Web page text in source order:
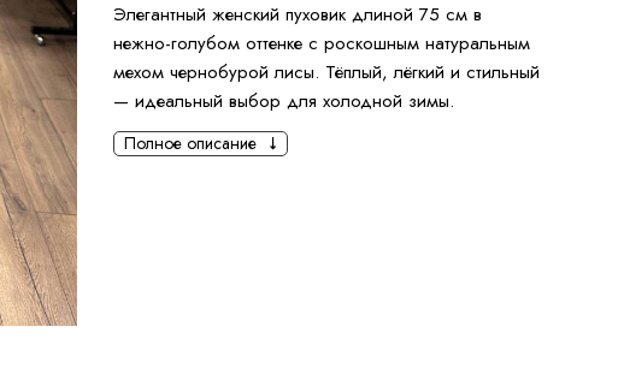
Элегантный женский пуховик длиной 75 см в
нежно-голубом оттенке с роскошным натуральным
мехом чернобурой лисы. Тёплый, лёгкий и стильный
— идеальный выбор для холодной зимы.
Полное описание